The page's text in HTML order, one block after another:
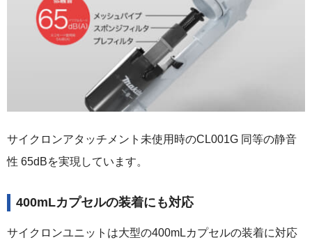
サイクロンアタッチメント未使用時のCL001G 同等の静音
性 65dBを実現しています。
400mLカプセルの装着にも対応
サイクロンユニットは大型の400mLカプセルの装着に対応